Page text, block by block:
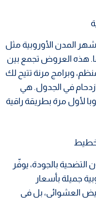
المدن الأوروبية مثل
هذه العروض تجمع بين
وبرامج مرنة تتيح لك
في الجدول. هي
لأول مرة بطريقة راقية
بالجودة، يوفّر
جميلة بأسعار
العشوائي، بل في